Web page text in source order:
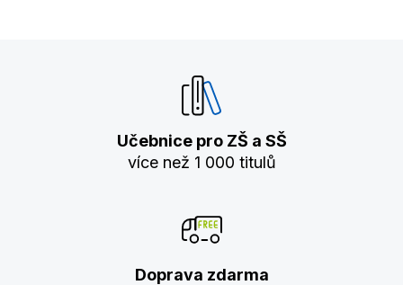
Učebnice pro ZŠ a SŠ
více než 1 000 titulů
Doprava zdarma